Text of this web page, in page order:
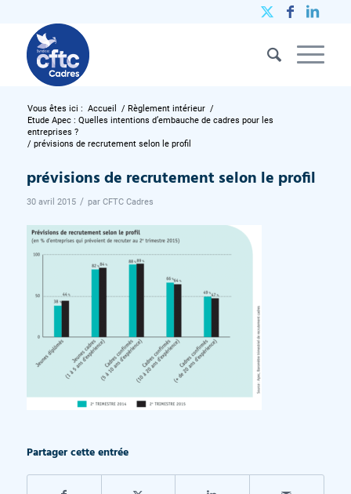
Vous êtes ici : Accueil / Règlement intérieur /
Etude Apec : Quelles intentions d’embauche de cadres pour les
entreprises ?
/ prévisions de recrutement selon le profil
prévisions de recrutement selon le profil
30 avril 2015 / par CFTC Cadres
Partager cette entrée